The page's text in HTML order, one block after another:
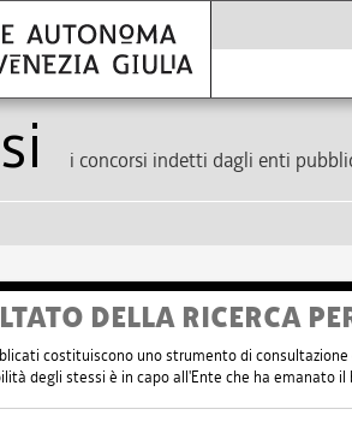
i concorsi indetti dagli enti
DELLA RICERCA
costituiscono uno strumento di
degli stessi è in capo all'Ente che ha emanato il